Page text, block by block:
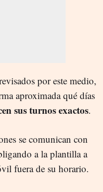
por este medio,
aproximada qué días
sus turnos exactos.
se comunican con
a la plantilla a
fuera de su horario.